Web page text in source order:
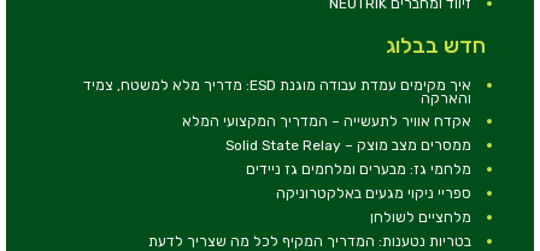
זיווד ומחברים NEUTRIK
חדש בבלוג
איך מקימים עמדת עבודה מוגנת ESD: מדריך מלא למשטח, צמיד
והארקה
אקדח אוויר לתעשייה – המדריך המקצועי המלא
ממסרים מצב מוצק – Solid State Relay
מלחמי גז: מבערים ומלחמים גז ניידים
ספריי ניקוי מגעים באלקטרוניקה
מלחציים לשולחן
בטריות נטענות: המדריך המקיף לכל מה שצריך לדעת